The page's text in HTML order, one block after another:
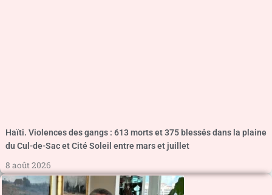
Haïti. Violences des gangs : 613 morts et 375 blessés dans la plaine
du Cul-de-Sac et Cité Soleil entre mars et juillet
8 août 2026